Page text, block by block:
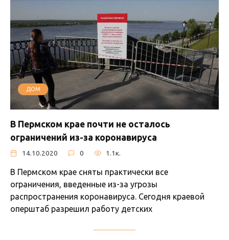
ДОМ
В Пермском крае почти не осталось
ограничений из-за коронавируса
14.10.2020 0 1.1к.
В Пермском крае сняты практически все
ограничения, введенные из-за угрозы
распространения коронавируса. Сегодня краевой
оперштаб разрешил работу детских